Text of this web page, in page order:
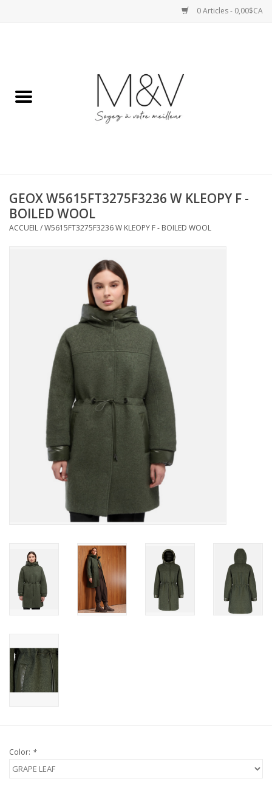
0 Articles - 0,00$CA
SPORTS
BAS
ACCESSOIRES
MAILLOTS DE BAIN
GEOX W5615FT3275F3236 W KLEOPY F -
BOILED WOOL
ACCUEIL/W5615FT3275F3236 W KLEOPY F - BOILED WOOL
Color: *